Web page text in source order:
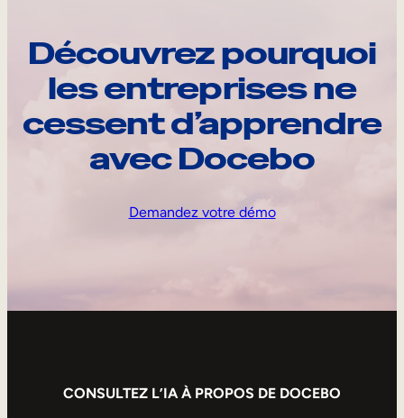
Découvrez pourquoi
les entreprises ne
cessent d’apprendre
avec Docebo
Demandez votre démo
CONSULTEZ L’IA À PROPOS DE DOCEBO